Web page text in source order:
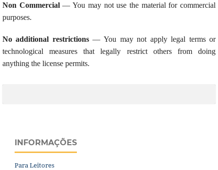
Non Commercial— You may not use the material for commercial
purposes.
No additional restrictions— You may not apply legal terms or
technological measures that legally restrict others from doing
anything the license permits.
INFORMAÇÕES
Para Leitores